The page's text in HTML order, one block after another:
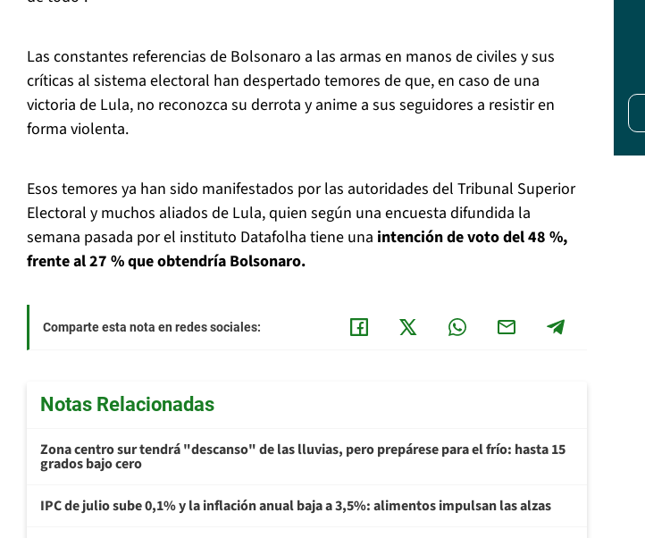
Las constantes referencias de Bolsonaro a las armas en manos de civiles y sus
críticas al sistema electoral han despertado temores de que, en caso de una
victoria de Lula, no reconozca su derrota y anime a sus seguidores a resistir en
forma violenta.
Esos temores ya han sido manifestados por las autoridades del Tribunal Superior
Electoral y muchos aliados de Lula, quien según una encuesta difundida la
semana pasada por el instituto Datafolha tiene una intención de voto del 48 %,
frente al 27 % que obtendría Bolsonaro.
Comparte esta nota en redes sociales:
Notas Relacionadas
Zona centro sur tendrá "descanso" de las lluvias, pero prepárese para el frío: hasta 15
grados bajo cero
IPC de julio sube 0,1% y la inflación anual baja a 3,5%: alimentos impulsan las alzas